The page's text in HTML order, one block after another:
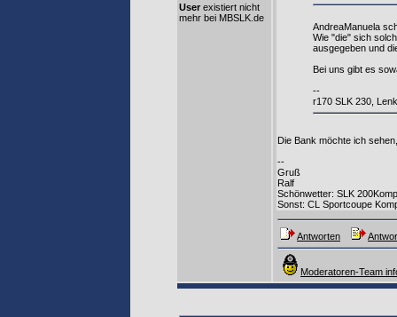
User existiert nicht
mehr bei MBSLK.de
AndreaManuela
Wie "die" sich
ausgegeben und
Bei uns gibt es
--
r170 SLK 230,
Die Bank möchte ich
--
Gruß
Ralf
Schönwetter: SLK
Sonst: CL Sportcoupe
Antworten
Moderatoren-Team